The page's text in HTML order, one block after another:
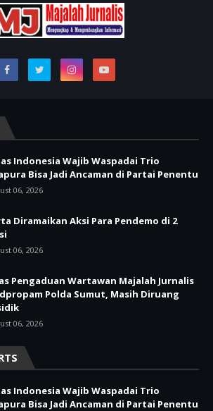
Indonesia Wajib Waspadai Trio
Bisa Jadi Ancaman di Partai Penentu
06, 2026
Diramaikan Aksi Para Pendemo di 2
06, 2026
Pengaduan Wartawan Majalah Jurnalis
Polda Sumut, Masih Diruang
06, 2026
Indonesia Wajib Waspadai Trio
Bisa Jadi Ancaman di Partai Penentu